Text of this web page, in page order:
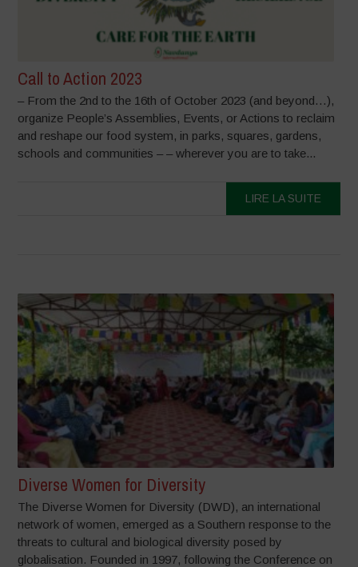
Call to Action 2023
– From the 2nd to the 16th of October 2023 (and beyond…),
organize People’s Assemblies, Events, or Actions to reclaim
and reshape our food system, in parks, squares, gardens,
schools and communities – – wherever you are to take...
LIRE LA SUITE
Diverse Women for Diversity
The Diverse Women for Diversity (DWD), an international
network of women, emerged as a Southern response to the
threats to cultural and biological diversity posed by
globalisation. Founded in 1997, following the Conference on